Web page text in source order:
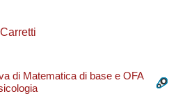
di Matematica di base e OFA